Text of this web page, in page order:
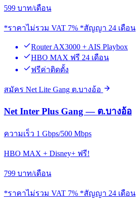
599 บาท/เดือน
*ราคาไม่รวม VAT 7% *สัญญา 24 เดือน
Router AX3000 + AIS Playbox
HBO MAX ฟรี 24 เดือน
ฟรีค่าติดตั้ง
สมัคร Net Lite Gang ต.บางอ้อ
Net Inter Plus Gang — ต.บางอ้อ
ความเร็ว 1 Gbps/500 Mbps
HBO MAX + Disney+ ฟรี!
799 บาท/เดือน
*ราคาไม่รวม VAT 7% *สัญญา 24 เดือน